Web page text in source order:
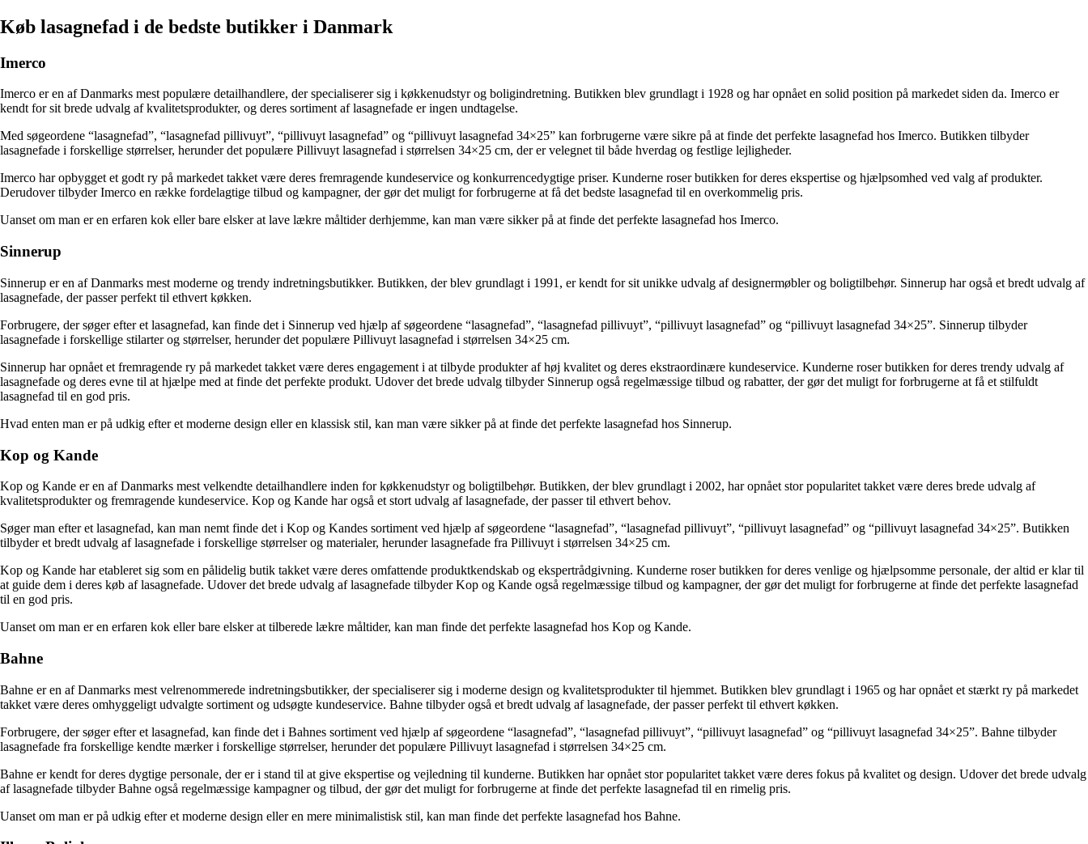
Køb lasagnefad i de bedste butikker i Danmark
Imerco
Imerco er en af Danmarks mest populære detailhandlere, der specialiserer sig i køkkenudstyr og boligindretning. Butikken blev grundlagt i 1928 og har opnået en solid position på markedet siden da. Imerco er
kendt for sit brede udvalg af kvalitetsprodukter, og deres sortiment af lasagnefade er ingen undtagelse.
Med søgeordene “lasagnefad”, “lasagnefad pillivuyt”, “pillivuyt lasagnefad” og “pillivuyt lasagnefad 34×25” kan forbrugerne være sikre på at finde det perfekte lasagnefad hos Imerco. Butikken tilbyder
lasagnefade i forskellige størrelser, herunder det populære Pillivuyt lasagnefad i størrelsen 34×25 cm, der er velegnet til både hverdag og festlige lejligheder.
Imerco har opbygget et godt ry på markedet takket være deres fremragende kundeservice og konkurrencedygtige priser. Kunderne roser butikken for deres ekspertise og hjælpsomhed ved valg af produkter.
Derudover tilbyder Imerco en række fordelagtige tilbud og kampagner, der gør det muligt for forbrugerne at få det bedste lasagnefad til en overkommelig pris.
Uanset om man er en erfaren kok eller bare elsker at lave lækre måltider derhjemme, kan man være sikker på at finde det perfekte lasagnefad hos Imerco.
Sinnerup
Sinnerup er en af Danmarks mest moderne og trendy indretningsbutikker. Butikken, der blev grundlagt i 1991, er kendt for sit unikke udvalg af designermøbler og boligtilbehør. Sinnerup har også et bredt udvalg af
lasagnefade, der passer perfekt til ethvert køkken.
Forbrugere, der søger efter et lasagnefad, kan finde det i Sinnerup ved hjælp af søgeordene “lasagnefad”, “lasagnefad pillivuyt”, “pillivuyt lasagnefad” og “pillivuyt lasagnefad 34×25”. Sinnerup tilbyder
lasagnefade i forskellige stilarter og størrelser, herunder det populære Pillivuyt lasagnefad i størrelsen 34×25 cm.
Sinnerup har opnået et fremragende ry på markedet takket være deres engagement i at tilbyde produkter af høj kvalitet og deres ekstraordinære kundeservice. Kunderne roser butikken for deres trendy udvalg af
lasagnefade og deres evne til at hjælpe med at finde det perfekte produkt. Udover det brede udvalg tilbyder Sinnerup også regelmæssige tilbud og rabatter, der gør det muligt for forbrugerne at få et stilfuldt
lasagnefad til en god pris.
Hvad enten man er på udkig efter et moderne design eller en klassisk stil, kan man være sikker på at finde det perfekte lasagnefad hos Sinnerup.
Kop og Kande
Kop og Kande er en af Danmarks mest velkendte detailhandlere inden for køkkenudstyr og boligtilbehør. Butikken, der blev grundlagt i 2002, har opnået stor popularitet takket være deres brede udvalg af
kvalitetsprodukter og fremragende kundeservice. Kop og Kande har også et stort udvalg af lasagnefade, der passer til ethvert behov.
Søger man efter et lasagnefad, kan man nemt finde det i Kop og Kandes sortiment ved hjælp af søgeordene “lasagnefad”, “lasagnefad pillivuyt”, “pillivuyt lasagnefad” og “pillivuyt lasagnefad 34×25”. Butikken
tilbyder et bredt udvalg af lasagnefade i forskellige størrelser og materialer, herunder lasagnefade fra Pillivuyt i størrelsen 34×25 cm.
Kop og Kande har etableret sig som en pålidelig butik takket være deres omfattende produktkendskab og ekspertrådgivning. Kunderne roser butikken for deres venlige og hjælpsomme personale, der altid er klar til
at guide dem i deres køb af lasagnefade. Udover det brede udvalg af lasagnefade tilbyder Kop og Kande også regelmæssige tilbud og kampagner, der gør det muligt for forbrugerne at finde det perfekte lasagnefad
til en god pris.
Uanset om man er en erfaren kok eller bare elsker at tilberede lækre måltider, kan man finde det perfekte lasagnefad hos Kop og Kande.
Bahne
Bahne er en af Danmarks mest velrenommerede indretningsbutikker, der specialiserer sig i moderne design og kvalitetsprodukter til hjemmet. Butikken blev grundlagt i 1965 og har opnået et stærkt ry på markedet
takket være deres omhyggeligt udvalgte sortiment og udsøgte kundeservice. Bahne tilbyder også et bredt udvalg af lasagnefade, der passer perfekt til ethvert køkken.
Forbrugere, der søger efter et lasagnefad, kan finde det i Bahnes sortiment ved hjælp af søgeordene “lasagnefad”, “lasagnefad pillivuyt”, “pillivuyt lasagnefad” og “pillivuyt lasagnefad 34×25”. Bahne tilbyder
lasagnefade fra forskellige kendte mærker i forskellige størrelser, herunder det populære Pillivuyt lasagnefad i størrelsen 34×25 cm.
Bahne er kendt for deres dygtige personale, der er i stand til at give ekspertise og vejledning til kunderne. Butikken har opnået stor popularitet takket være deres fokus på kvalitet og design. Udover det brede udvalg
af lasagnefade tilbyder Bahne også regelmæssige kampagner og tilbud, der gør det muligt for forbrugerne at finde det perfekte lasagnefad til en rimelig pris.
Uanset om man er på udkig efter et moderne design eller en mere minimalistisk stil, kan man finde det perfekte lasagnefad hos Bahne.